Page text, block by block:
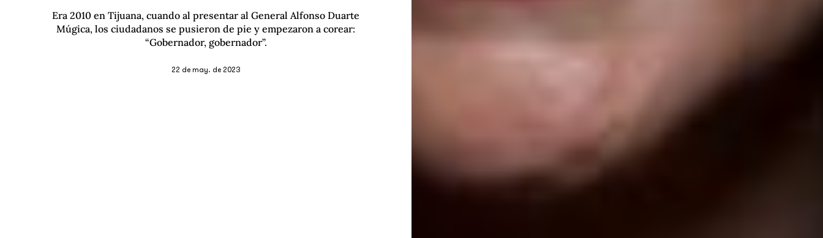
Era 2010 en Tijuana, cuando al presentar al General Alfonso Duarte
Múgica, los ciudadanos se pusieron de pie y empezaron a corear:
“Gobernador, gobernador”.
22 de may. de 2023